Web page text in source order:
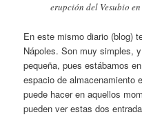
erupción del Vesubio
En este mismo diario (blog)
Nápoles. Son muy simples,
pequeña, pues estábamos
espacio de almacenamiento
puede hacer en aquellos
pueden ver estas dos